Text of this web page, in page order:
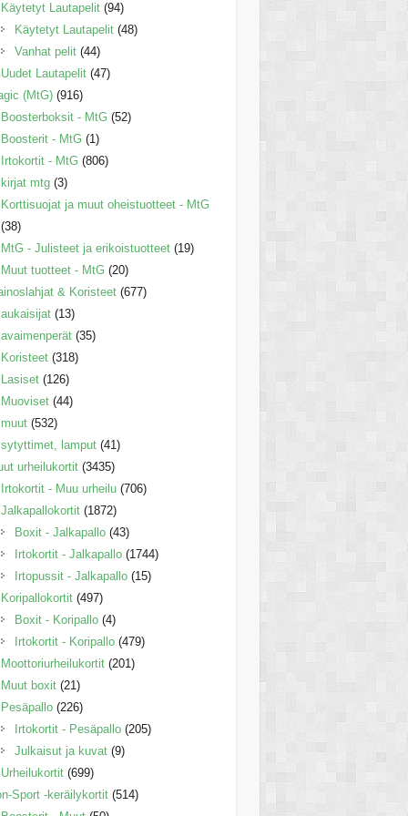
Käytetyt Lautapelit (94)
Käytetyt Lautapelit (48)
Vanhat pelit (44)
Uudet Lautapelit (47)
(MtG) (916)
Boosterboksit - MtG (52)
Boosterit - MtG (1)
Irtokortit - MtG (806)
kirjat mtg (3)
Korttisuojat ja muut oheistuotteet - MtG
(38)
MtG - Julisteet ja erikoistuotteet (19)
Muut tuotteet - MtG (20)
& Koristeet (677)
aukaisijat (13)
avaimenperät (35)
Koristeet (318)
Lasiset (126)
Muoviset (44)
muut (532)
sytyttimet, lamput (41)
urheilukortit (3435)
Irtokortit - Muu urheilu (706)
Jalkapallokortit (1872)
Boxit - Jalkapallo (43)
Irtokortit - Jalkapallo (1744)
Irtopussit - Jalkapallo (15)
Koripallokortit (497)
Boxit - Koripallo (4)
Irtokortit - Koripallo (479)
Moottoriurheilukortit (201)
Muut boxit (21)
Pesäpallo (226)
Irtokortit - Pesäpallo (205)
Julkaisut ja kuvat (9)
Urheilukortit (699)
Sport -keräilykortit (514)